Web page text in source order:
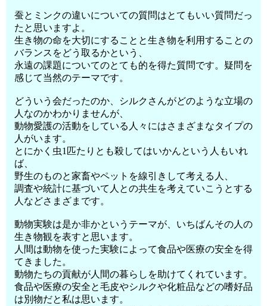
蚕とミンクの違いについての質問はとてもいい質問だっ
たと思いますよ。
生き物の命を大切にすることと生き物を利用することの
バランスをどう取るかという、
永遠の課題についてのとても的を得た質問です。疑問を
感じて当然のテーマです。
どういう会だったのか、シルクさんがどのような立場の
人なのかわかりませんが、
動物愛護の活動をしている人々にはさまざまなタイプの
人がいます。
とにかく虫1匹たりとも殺してはいかんという人もいれ
ば、
野生のものと家畜やペットを線引きして考える人、
調査や統計に基づいて人との共生を考えていこうとする
人などさまざまです。
動物実験は是か非かというテーマが、いちばんその人の
生き物観を表すと思います。
人間は動物を使った実験によって食品や医療の安全を得
てきました。
動物たちの貢献が人間の暮らしを助けてくれています。
食品や医療の安全と毛皮やシルクや化粧品などの嗜好品
は別物だと私は思います。